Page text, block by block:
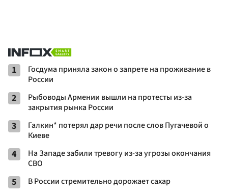
1
Госдума приняла закон о запрете на проживание в
России
2
Рыбоводы Армении вышли на протесты из-за
закрытия рынка России
3
Галкин* потерял дар речи после слов Пугачевой о
Киеве
4
На Западе забили тревогу из-за угрозы окончания
СВО
5 В России стремительно дорожает сахар